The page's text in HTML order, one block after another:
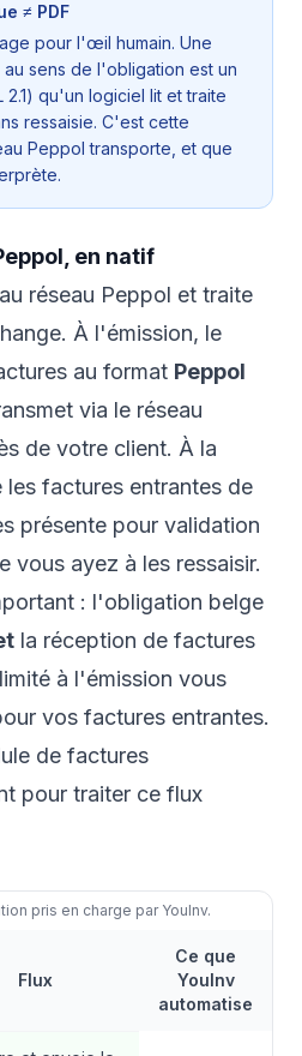
≠ PDF
pour l'œil humain. Une
sens de l'obligation est un
2.1) qu'un logiciel lit et traite
ressaisie. C'est cette
Peppol transporte, et que
en natif
réseau Peppol et traite
À l'émission, le
au format Peppol
via le réseau
de votre client. À la
factures entrantes de
présente pour validation
vous ayez à les ressaisir.
: l'obligation belge
la réception de factures
à l'émission vous
vos factures entrantes.
de factures
pour traiter ce flux
pris en charge par YouInv.
Flux
Ce que
YouInv
automatise